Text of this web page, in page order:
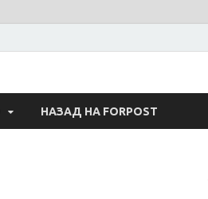
НАЗАД НА FORPOST